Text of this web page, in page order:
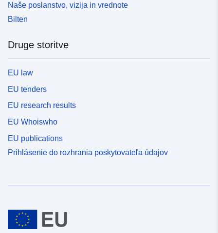
Naše poslanstvo, vizija in vrednote
Bilten
Druge storitve
EU law
EU tenders
EU research results
EU Whoiswho
EU publications
Prihlásenie do rozhrania poskytovateľa údajov